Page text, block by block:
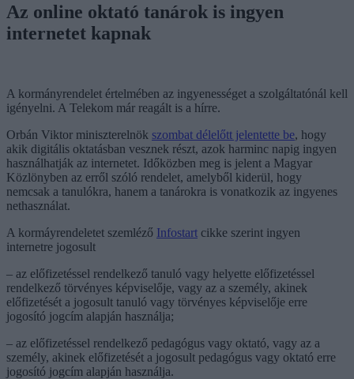
Az online oktató tanárok is ingyen
internetet kapnak
A kormányrendelet értelmében az ingyenességet a szolgáltatónál kell
igényelni. A Telekom már reagált is a hírre.
Orbán Viktor miniszterelnök szombat délelőtt jelentette be, hogy
akik digitális oktatásban vesznek részt, azok harminc napig ingyen
használhatják az internetet. Időközben meg is jelent a Magyar
Közlönyben az erről szóló rendelet, amelyből kiderül, hogy
nemcsak a tanulókra, hanem a tanárokra is vonatkozik az ingyenes
nethasználat.
A kormáyrendeletet szemléző Infostart cikke szerint ingyen
internetre jogosult
– az előfizetéssel rendelkező tanuló vagy helyette előfizetéssel
rendelkező törvényes képviselője, vagy az a személy, akinek
előfizetését a jogosult tanuló vagy törvényes képviselője erre
jogosító jogcím alapján használja;
– az előfizetéssel rendelkező pedagógus vagy oktató, vagy az a
személy, akinek előfizetését a jogosult pedagógus vagy oktató erre
jogosító jogcím alapján használja.